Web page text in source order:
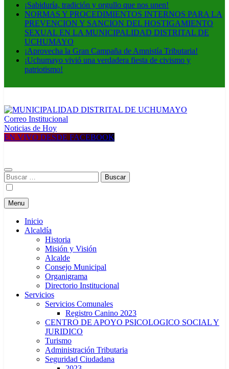
¡Sabiduría, tradición y orgullo que nos unen!
NORMAS Y PROCEDIMIENTOS INTERNOS PARA LA
PREVENCION Y SANCION DEL HOSTIGAMIENTO
SEXUAL EN LA MUNICIPALIDAD DISTRITAL DE
UCHUMAYO
¡Aprovecha la Gran Campaña de Amnistía Tributaria!
¡Uchumayo vivió una verdadera fiesta de civismo y
patriotismo!
MUNICIPALIDAD DISTRITAL DE UCHUMAYO
Construyendo una nueva Historia
Correo Institucional
Noticias de Hoy
EN VIVO DESDE FACEBOOK
Buscar:
Menu
Inicio
Alcaldía
Historia
Misión y Visión
Alcalde
Consejo Municipal
Organigrama
Directorio Institucional
Servicios
Servicios Comunales
Registro Canino 2023
CENTRO DE APOYO PSICOLOGICO SOCIAL Y
JURIDICO
Turismo
Administración Tributaria
Seguridad Ciudadana